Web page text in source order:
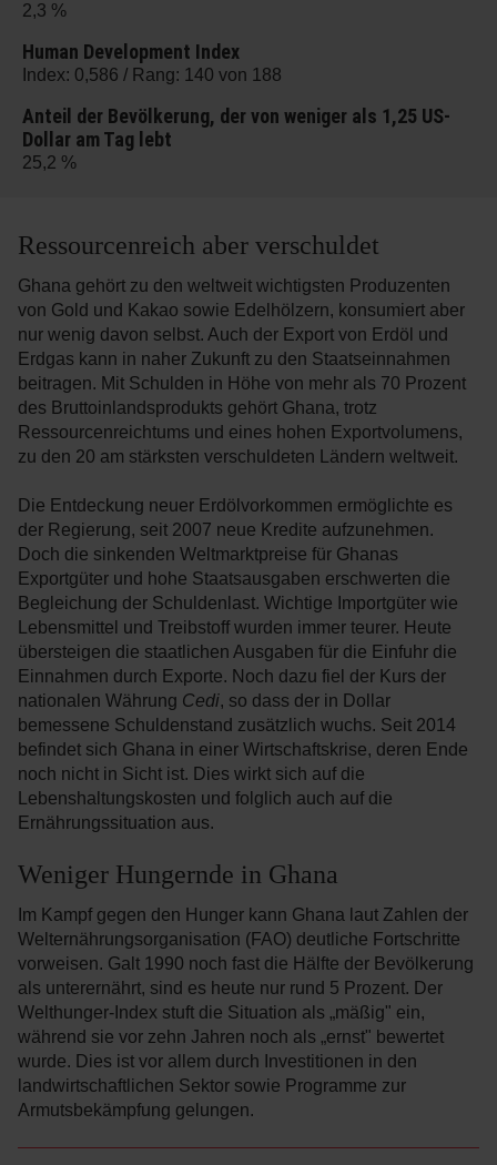
2,3 %
Human Development Index
Index: 0,586 / Rang: 140 von 188
Anteil der Bevölkerung, der von weniger als 1,25 US-
Dollar am Tag lebt
25,2 %
Ressourcenreich aber verschuldet
Ghana gehört zu den weltweit wichtigsten Produzenten
von Gold und Kakao sowie Edelhölzern, konsumiert aber
nur wenig davon selbst. Auch der Export von Erdöl und
Erdgas kann in naher Zukunft zu den Staatseinnahmen
beitragen. Mit Schulden in Höhe von mehr als 70 Prozent
des Bruttoinlandsprodukts gehört Ghana, trotz
Ressourcenreichtums und eines hohen Exportvolumens,
zu den 20 am stärksten verschuldeten Ländern weltweit.
Die Entdeckung neuer Erdölvorkommen ermöglichte es
der Regierung, seit 2007 neue Kredite aufzunehmen.
Doch die sinkenden Weltmarktpreise für Ghanas
Exportgüter und hohe Staatsausgaben erschwerten die
Begleichung der Schuldenlast. Wichtige Importgüter wie
Lebensmittel und Treibstoff wurden immer teurer. Heute
übersteigen die staatlichen Ausgaben für die Einfuhr die
Einnahmen durch Exporte. Noch dazu fiel der Kurs der
nationalen Währung Cedi, so dass der in Dollar
bemessene Schuldenstand zusätzlich wuchs. Seit 2014
befindet sich Ghana in einer Wirtschaftskrise, deren Ende
noch nicht in Sicht ist. Dies wirkt sich auf die
Lebenshaltungskosten und folglich auch auf die
Ernährungssituation aus.
Weniger Hungernde in Ghana
Im Kampf gegen den Hunger kann Ghana laut Zahlen der
Welternährungsorganisation (FAO) deutliche Fortschritte
vorweisen. Galt 1990 noch fast die Hälfte der Bevölkerung
als unterernährt, sind es heute nur rund 5 Prozent. Der
Welthunger-Index stuft die Situation als „mäßig" ein,
während sie vor zehn Jahren noch als „ernst" bewertet
wurde. Dies ist vor allem durch Investitionen in den
landwirtschaftlichen Sektor sowie Programme zur
Armutsbekämpfung gelungen.